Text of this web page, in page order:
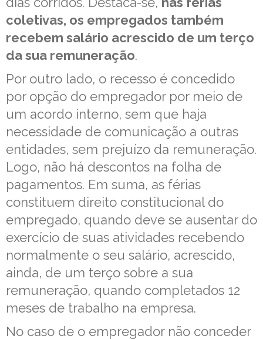
coletivas, os empregados também
recebem salário acrescido de um terço
da sua remuneração.
Por outro lado, o recesso é concedido
por opção do empregador por meio de
um acordo interno, sem que haja
necessidade de comunicação a outras
entidades, sem prejuízo da remuneração.
Logo, não há descontos na folha de
pagamentos. Em suma, as férias
constituem direito constitucional do
empregado, quando deve se ausentar do
exercício de suas atividades recebendo
normalmente o seu salário, acrescido,
ainda, de um terço sobre a sua
remuneração, quando completados 12
meses de trabalho na empresa.
No caso de o empregador não conceder